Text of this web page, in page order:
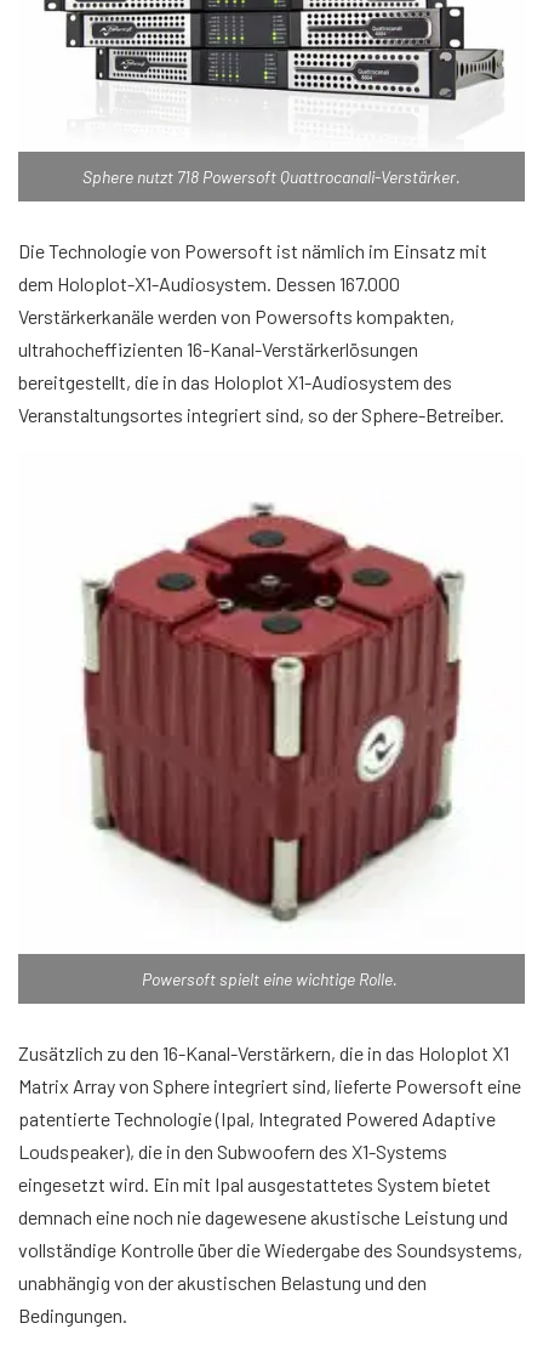
Sphere nutzt 718 Powersoft Quattrocanali-Verstärker.
Die Technologie von Powersoft ist nämlich im Einsatz mit
dem Holoplot-X1-Audiosystem. Dessen 167.000
Verstärkerkanäle werden von Powersofts kompakten,
ultrahocheffizienten 16-Kanal-Verstärkerlösungen
bereitgestellt, die in das Holoplot X1-Audiosystem des
Veranstaltungsortes integriert sind, so der Sphere-Betreiber.
Powersoft spielt eine wichtige Rolle.
Zusätzlich zu den 16-Kanal-Verstärkern, die in das Holoplot X1
Matrix Array von Sphere integriert sind, lieferte Powersoft eine
patentierte Technologie (Ipal, Integrated Powered Adaptive
Loudspeaker), die in den Subwoofern des X1-Systems
eingesetzt wird. Ein mit Ipal ausgestattetes System bietet
demnach eine noch nie dagewesene akustische Leistung und
vollständige Kontrolle über die Wiedergabe des Soundsystems,
unabhängig von der akustischen Belastung und den
Bedingungen.